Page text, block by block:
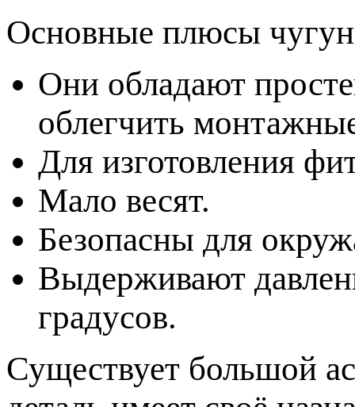
Основные плюсы
Они обладают
облегчить
Для изготовления
Мало весят.
Безопасны для
Выдерживают
градусов.
Существует большой